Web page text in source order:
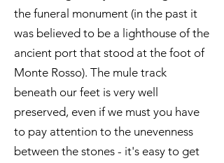
the funeral monument (in the past it
was believed to be a lighthouse of the
ancient port that stood at the foot of
Monte Rosso). The mule track
beneath our feet is very well
preserved, even if we must you have
to pay attention to the unevenness
between the stones - it's easy to get